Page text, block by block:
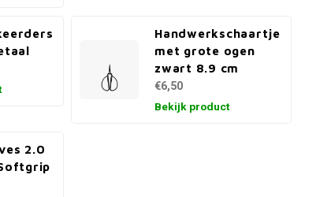
Handwerkschaartje
met grote ogen
zwart 8.9 cm
€6,50
Bekijk product
2.0